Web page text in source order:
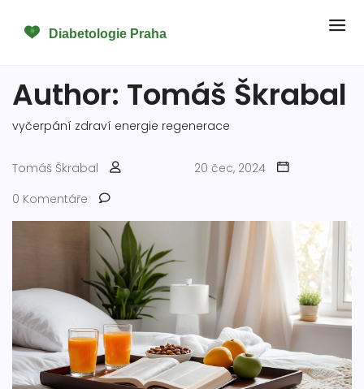
Author: Tomáš Škrabal
vyčerpání zdraví energie regenerace
Tomáš Škrabal
20 čec, 2024
0 Komentáře